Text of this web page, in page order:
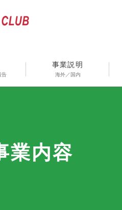
告
事業説明
海外／国内
業内容